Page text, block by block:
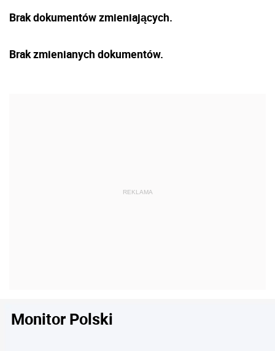
Brak dokumentów zmieniających.
Brak zmienianych dokumentów.
Monitor Polski